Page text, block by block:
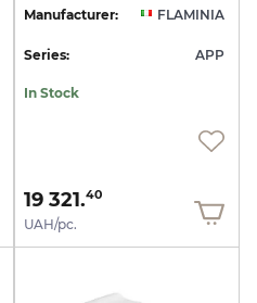
Manufacturer: FLAMINIA
Series: APP
In Stock
19 321.40
UAH/pc.